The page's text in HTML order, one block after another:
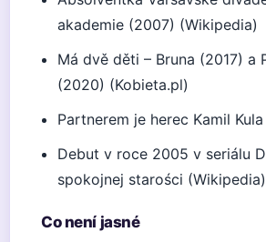
akademie (2007) (Wikipedia)
Má dvě děti – Bruna (2017) a
(2020) (Kobieta.pl)
Partnerem je herec Kamil
Debut v roce 2005 v seriálu
spokojnej starości (Wikipedia)
Co není jasné